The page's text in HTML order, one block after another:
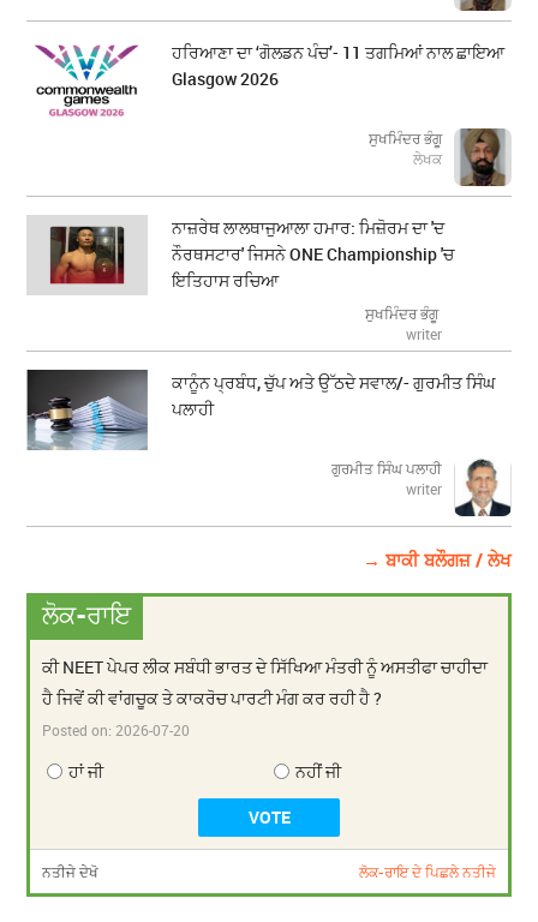
ਹਰਿਆਣਾ ਦਾ ‘ਗੋਲਡਨ ਪੰਚ’- 11 ਤਗਮਿਆਂ ਨਾਲ ਛਾਇਆ
Glasgow 2026
ਸੁਖਮਿੰਦਰ ਭੰਗੂ
ਲੇਖਕ
ਨਾਜ਼ਰੇਥ ਲਾਲਥਾਜੁਆਲਾ ਹਮਾਰ: ਮਿਜ਼ੋਰਮ ਦਾ 'ਦ
ਨੌਰਥਸਟਾਰ' ਜਿਸਨੇ ONE Championship 'ਚ
ਇਤਿਹਾਸ ਰਚਿਆ
ਸੁਖਮਿੰਦਰ ਭੰਗੂ
writer
ਕਾਨੂੰਨ ਪ੍ਰਬੰਧ, ਚੁੱਪ ਅਤੇ ਉੱਠਦੇ ਸਵਾਲ/- ਗੁਰਮੀਤ ਸਿੰਘ
ਪਲਾਹੀ
ਗੁਰਮੀਤ ਸਿੰਘ ਪਲਾਹੀ
writer
→ ਬਾਕੀ ਬਲੌਗਜ਼ / ਲੇਖ
ਲੋਕ-ਰਾਇ
ਕੀ NEET ਪੇਪਰ ਲੀਕ ਸਬੰਧੀ ਭਾਰਤ ਦੇ ਸਿੱਖਿਆ ਮੰਤਰੀ ਨੂੰ ਅਸਤੀਫਾ ਚਾਹੀਦਾ
ਹੈ ਜਿਵੇਂ ਕੀ ਵਾਂਗਚੂਕ ਤੇ ਕਾਕਰੋਚ ਪਾਰਟੀ ਮੰਗ ਕਰ ਰਹੀ ਹੈ ?
Posted on:2026-07-20
ਹਾਂ ਜੀ ਨਹੀਂ ਜੀ
ਨਤੀਜੇ ਦੇਖੋ ਲੋਕ-ਰਾਇ ਦੇ ਪਿਛਲੇ ਨਤੀਜੇ